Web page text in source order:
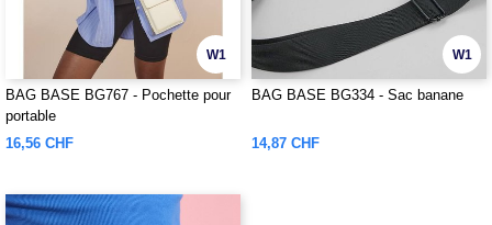
W1
BAG BASE BG767 - Pochette pour
portable
16,56 CHF
W1
BAG BASE BG334 - Sac banane
14,87 CHF